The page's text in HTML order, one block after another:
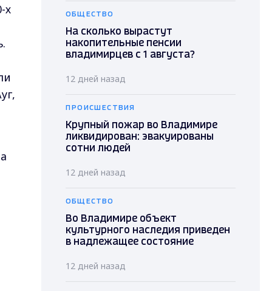
х
ОБЩЕСТВО
На сколько вырастут
накопительные пенсии
владимирцев с 1 августа?
12 дней назад
ПРОИСШЕСТВИЯ
Крупный пожар во Владимире
ликвидирован: эвакуированы
сотни людей
12 дней назад
ОБЩЕСТВО
Во Владимире объект
культурного наследия приведен
в надлежащее состояние
12 дней назад